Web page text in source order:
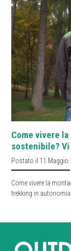
Come vivere
sostenibile?
Postato il 11 Maggio
Come vivere la
trekking in